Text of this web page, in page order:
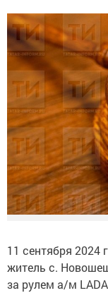
11 сентября 2024
житель с.
за рулем а/м